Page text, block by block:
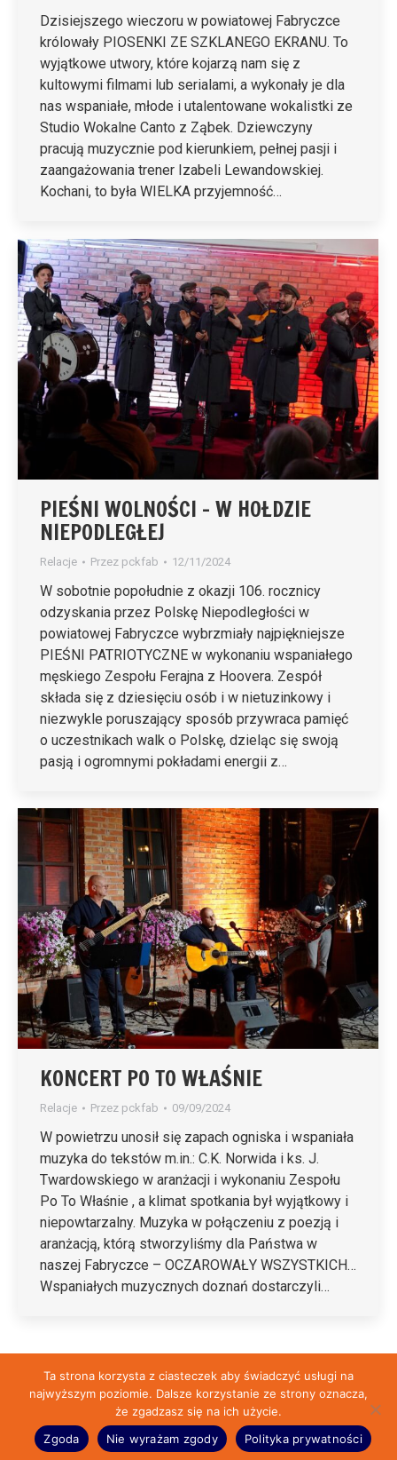
Dzisiejszego wieczoru w powiatowej Fabryczce
królowały PIOSENKI ZE SZKLANEGO EKRANU. To
wyjątkowe utwory, które kojarzą nam się z
kultowymi filmami lub serialami, a wykonały je dla
nas wspaniałe, młode i utalentowane wokalistki ze
Studio Wokalne Canto z Ząbek. Dziewczyny
pracują muzycznie pod kierunkiem, pełnej pasji i
zaangażowania trener Izabeli Lewandowskiej.
Kochani, to była WIELKA przyjemność…
PIEŚNI WOLNOŚCI – W HOŁDZIE
NIEPODLEGŁEJ
Relacje Przez pckfab 12/11/2024
W sobotnie popołudnie z okazji 106. rocznicy
odzyskania przez Polskę Niepodległości w
powiatowej Fabryczce wybrzmiały najpiękniejsze
PIEŚNI PATRIOTYCZNE w wykonaniu wspaniałego
męskiego Zespołu Ferajna z Hoovera. Zespół
składa się z dziesięciu osób i w nietuzinkowy i
niezwykle poruszający sposób przywraca pamięć
o uczestnikach walk o Polskę, dzieląc się swoją
pasją i ogromnymi pokładami energii z…
KONCERT PO TO WŁAŚNIE
Relacje Przez pckfab 09/09/2024
W powietrzu unosił się zapach ogniska i wspaniała
muzyka do tekstów m.in.: C.K. Norwida i ks. J.
Twardowskiego w aranżacji i wykonaniu Zespołu
Po To Właśnie , a klimat spotkania był wyjątkowy i
niepowtarzalny. Muzyka w połączeniu z poezją i
aranżacją, którą stworzyliśmy dla Państwa w
naszej Fabryczce – OCZAROWAŁY WSZYSTKICH…
Wspaniałych muzycznych doznań dostarczyli…
1 2 →
© Fabryczka 2026 | Przygotowane przez: Reklama-Wolomin.pl&ht6.pl
Ta strona korzysta z ciasteczek aby świadczyć usługi na
najwyższym poziomie. Dalsze korzystanie ze strony oznacza,
że zgadzasz się na ich użycie.
Zgoda
Nie wyrażam zgody Polityka prywatności